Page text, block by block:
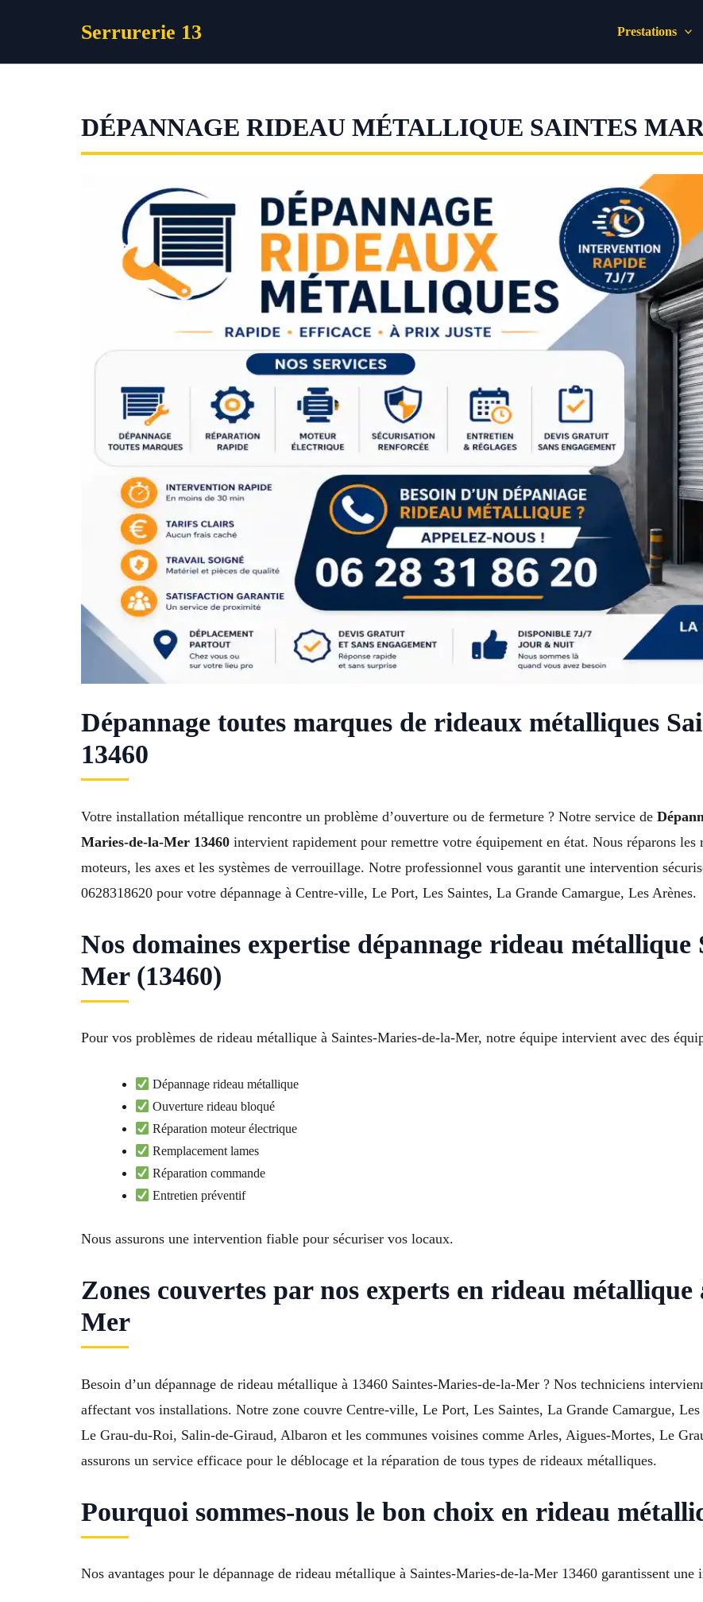
Serrurerie 13 Prestations
DÉPANNAGE RIDEAU MÉTALLIQUE SAINTES
Dépannage toutes marques de rideaux métalliques
13460
Votre installation métallique rencontre un problème d’ouverture ou de fermeture ? Notre service de
Maries-de-la-Mer 13460 intervient rapidement pour remettre votre équipement en état. Nous réparons
moteurs, les axes et les systèmes de verrouillage. Notre professionnel vous garantit une intervention
0628318620 pour votre dépannage à Centre-ville, Le Port, Les Saintes, La Grande Camargue, Les Arènes.
Nos domaines expertise dépannage rideau métallique
Mer (13460)
Pour vos problèmes de rideau métallique à Saintes-Maries-de-la-Mer, notre équipe intervient avec des
Dépannage rideau métallique
Ouverture rideau bloqué
Réparation moteur électrique
Remplacement lames
Réparation commande
Entretien préventif
Nous assurons une intervention fiable pour sécuriser vos locaux.
Zones couvertes par nos experts en rideau métallique
Mer
Besoin d’un dépannage de rideau métallique à 13460 Saintes-Maries-de-la-Mer ? Nos techniciens
affectant vos installations. Notre zone couvre Centre-ville, Le Port, Les Saintes, La Grande Camargue,
Le Grau-du-Roi, Salin-de-Giraud, Albaron et les communes voisines comme Arles, Aigues-Mortes, Le
assurons un service efficace pour le déblocage et la réparation de tous types de rideaux métalliques.
Pourquoi sommes-nous le bon choix en rideau
Nos avantages pour le dépannage de rideau métallique à Saintes-Maries-de-la-Mer 13460 garantissent